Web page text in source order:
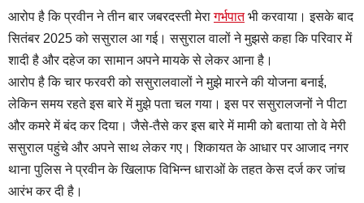
आरोप है कि प्रवीन ने तीन बार जबरदस्ती मेरागर्भपातभी करवाया। इसके बाद
सितंबर 2025 को ससुराल आ गई। ससुराल वालों ने मुझसे कहा कि परिवार में
शादी है और दहेज का सामान अपने मायके से लेकर आना है।
आरोप है कि चार फरवरी को ससुरालवालों ने मुझे मारने की योजना बनाई,
लेकिन समय रहते इस बारे में मुझे पता चल गया। इस पर ससुरालजनों ने पीटा
और कमरे में बंद कर दिया। जैसे-तैसे कर इस बारे में मामी को बताया तो वे मेरी
ससुराल पहुंचे और अपने साथ लेकर गए। शिकायत के आधार पर आजाद नगर
थाना पुलिस ने प्रवीन के खिलाफ विभिन्न धाराओं के तहत केस दर्ज कर जांच
आरंभ कर दी है।